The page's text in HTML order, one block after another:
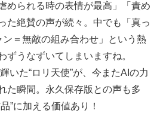
められる時の表情が最高」「責め
た絶賛の声が続々。中でも「真っ
＝無敵の組み合わせ」という熱
ずうなずいてしまいますね。
いた“ロリ天使”が、今またAIの力
た瞬間。永久保存版との声も多
”に加える価値あり！